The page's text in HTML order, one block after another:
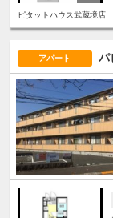
ピタットハウス武蔵境店
アパート パ